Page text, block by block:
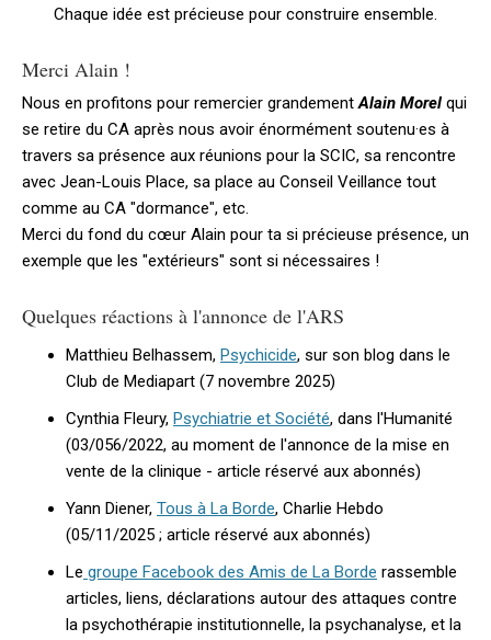
Chaque idée est précieuse pour construire ensemble.
Merci Alain !
Nous en profitons pour remercier grandementAlain Morel qui
se retire du CA après nous avoir énormément soutenu·es à
travers sa présence aux réunions pour la SCIC, sa rencontre
avec Jean-Louis Place, sa place au Conseil Veillance tout
comme au CA "dormance", etc.
Merci du fond du cœur Alain pour ta si précieuse présence, un
exemple que les "extérieurs" sont si nécessaires !
Quelques réactions à l'annonce de l'ARS
Matthieu Belhassem, Psychicide, sur son blog dans le
Club de Mediapart (7 novembre 2025)
Cynthia Fleury, Psychiatrie et Société, dans l'Humanité
(03/056/2022, au moment de l'annonce de la mise en
vente de la clinique - article réservé aux abonnés)
Yann Diener, Tous à La Borde, Charlie Hebdo
(05/11/2025 ; article réservé aux abonnés)
Le groupe Facebook des Amis de La Borde rassemble
articles, liens, déclarations autour des attaques contre
la psychothérapie institutionnelle, la psychanalyse, et la